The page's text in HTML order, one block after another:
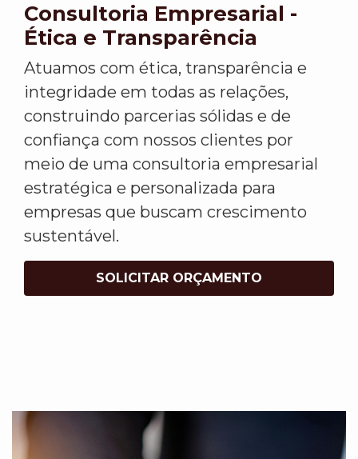
Consultoria Empresarial -
Ética e Transparência
Atuamos com ética, transparência e
integridade em todas as relações,
construindo parcerias sólidas e de
confiança com nossos clientes por
meio de uma consultoria empresarial
estratégica e personalizada para
empresas que buscam crescimento
sustentável.
SOLICITAR ORÇAMENTO